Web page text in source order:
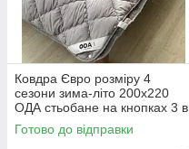
Ковдра Євро розміру 4
сезони зима-літо 200х220
ОДА стьобане на кнопках 3 в
1,
Готово до відправки